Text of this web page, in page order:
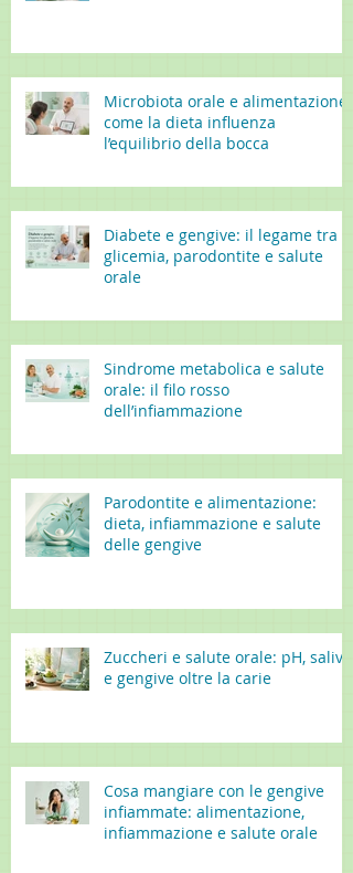
Microbiota orale e alimentazione:
come la dieta influenza
l’equilibrio della bocca
Diabete e gengive: il legame tra
glicemia, parodontite e salute
orale
Sindrome metabolica e salute
orale: il filo rosso
dell’infiammazione
Parodontite e alimentazione:
dieta, infiammazione e salute
delle gengive
Zuccheri e salute orale: pH, saliva
e gengive oltre la carie
Cosa mangiare con le gengive
infiammate: alimentazione,
infiammazione e salute orale